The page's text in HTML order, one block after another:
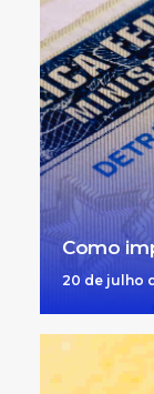
Como
20 de julho